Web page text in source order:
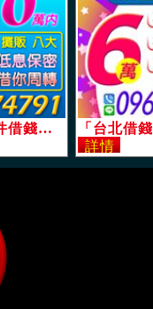
「台北借錢」證件借錢，借你周轉，正派經營，各行業有工作一定借，10萬內，息低保密免押免保「即樂貸」